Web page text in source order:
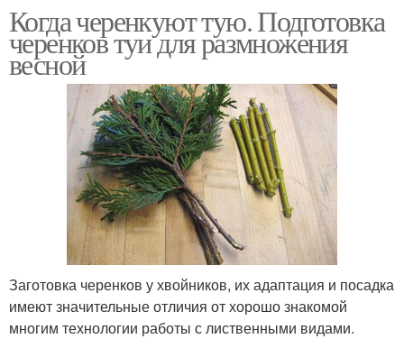
Когда черенкуют тую. Подготовка
черенков туи для размножения
весной
Заготовка черенков у хвойников, их адаптация и посадка
имеют значительные отличия от хорошо знакомой
многим технологии работы с лиственными видами.